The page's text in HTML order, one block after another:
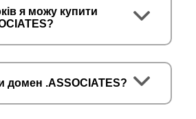
я можу купити
домен .ASSOCIATES?